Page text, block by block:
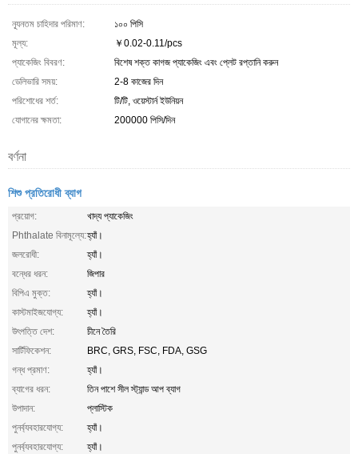
ন্যূনতম চাহিদার পরিমাণ:
১০০ পিসি
মূল্য:
￥0.02-0.11/pcs
প্যাকেজিং বিবরণ:
বিশেষ শক্ত কাগজ প্যাকেজিং এবং প্লেট রপ্তানি করুন
ডেলিভারি সময়:
2-8 কাজের দিন
পরিশোধের শর্ত:
টি/টি, ওয়েস্টার্ন ইউনিয়ন
যোগানের ক্ষমতা:
200000 পিসি/দিন
বর্ণনা
শিশু প্রতিরোধী ব্যাগ
প্রয়োগ:
খাদ্য প্যাকেজিং
Phthalate বিনামূল্যে:হ্যাঁ।
জলরোধী:
হ্যাঁ।
বন্ধের ধরন:
জিপার
বিপিএ মুক্ত:
হ্যাঁ।
কাস্টমাইজযোগ্য:
হ্যাঁ।
উৎপত্তি দেশ:
চীনে তৈরি
সার্টিফিকেশন:
BRC, GRS, FSC, FDA, GSG
গন্ধ প্রমাণ:
হ্যাঁ।
ব্যাগের ধরন:
তিন পাশে সীল স্ট্যান্ড আপ ব্যাগ
উপাদান:
প্লাস্টিক
পুনর্ব্যবহারযোগ্য:
হ্যাঁ।
পুনর্ব্যবহারযোগ্য:
হ্যাঁ।